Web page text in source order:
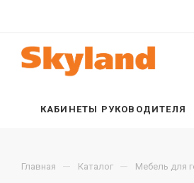
КАБИНЕТЫ РУКОВОДИТЕЛЯ
Главная — Каталог — Мебель для